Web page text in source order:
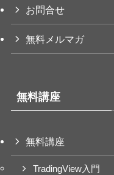
お問合せ
無料メルマガ
無料講座
無料講座
TradingView入門